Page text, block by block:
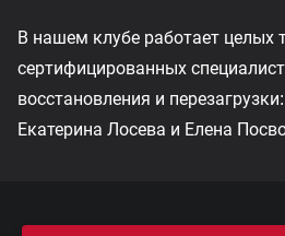
В нашем клубе работает целых
сертифицированных
восстановления и
Екатерина Лосева и Елена